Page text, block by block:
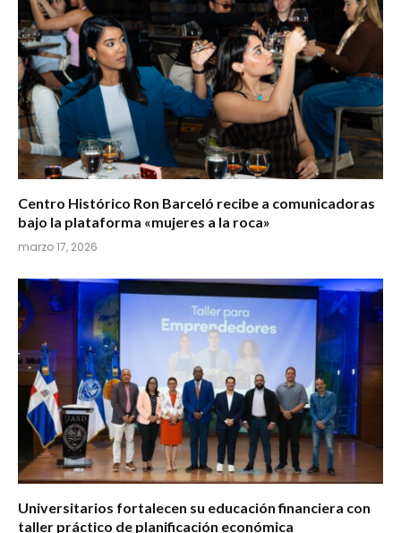
Centro Histórico Ron Barceló recibe a comunicadoras
bajo la plataforma «mujeres a la roca»
marzo 17, 2026
Universitarios fortalecen su educación financiera con
taller práctico de planificación económica